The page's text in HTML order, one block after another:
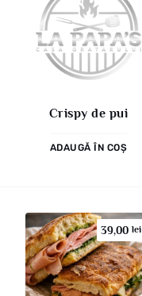
Crispy de pui
ADAUGĂ ÎN COȘ
39,00lei